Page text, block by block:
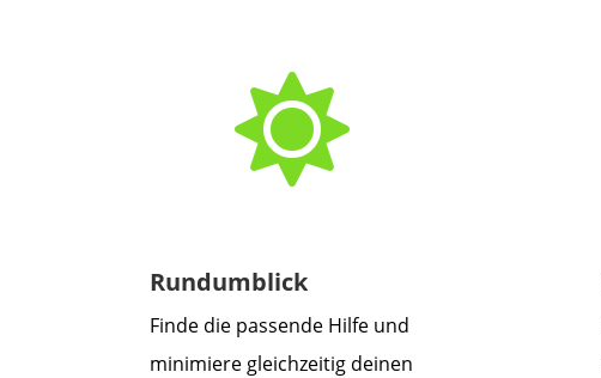

Rundumblick
Finde die passende Hilfe und
minimiere gleichzeitig deinen